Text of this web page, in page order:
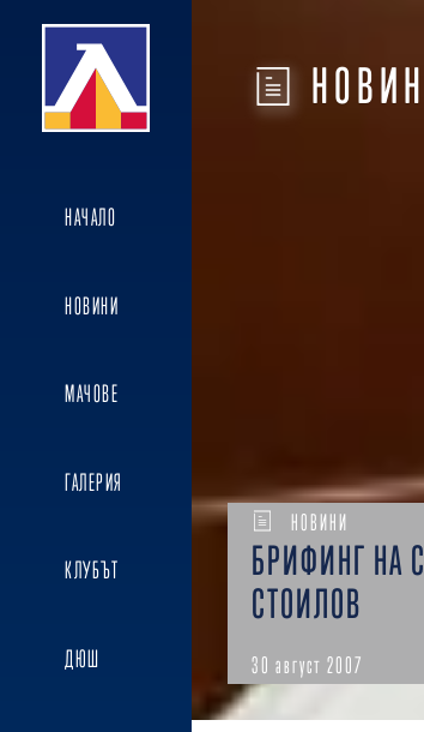
НАЧАЛО
НОВИНИ
МАЧОВЕ
ГАЛЕРИЯ
КЛУБЪТ
ДЮШ
НОВИНИ
БРИФИНГ НА
СТОИЛОВ
30 август 2007